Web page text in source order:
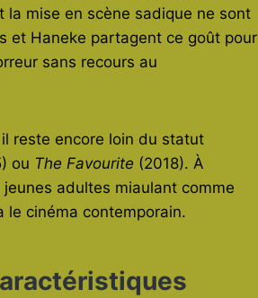
la mise en scène sadique ne sont
et Haneke partagent ce goût pour
sans recours au
reste encore loin du statut
ou The Favourite (2018). À
adultes miaulant comme
le cinéma contemporain.